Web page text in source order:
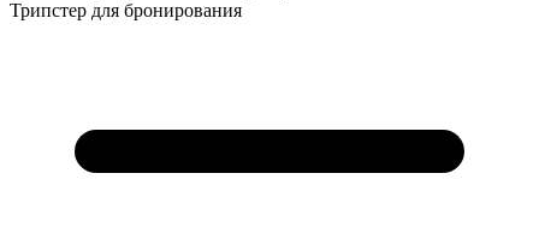
Трипстер для бронирования